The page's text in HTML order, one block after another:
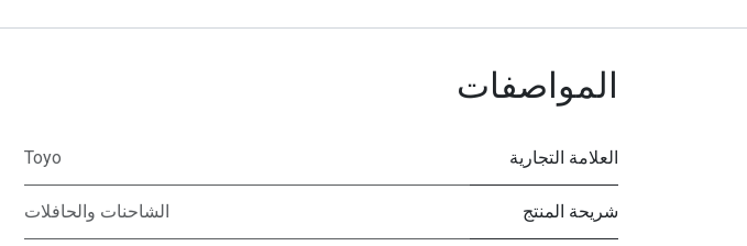
المواصفات
العلامة التجارية Toyo
شريحة المنتج الشاحنات والحافلات